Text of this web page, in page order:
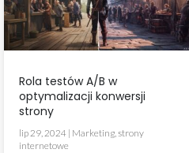
Rola testów A/B w
optymalizacji konwersji
strony
lip 29, 2024 | Marketing,strony
internetowe